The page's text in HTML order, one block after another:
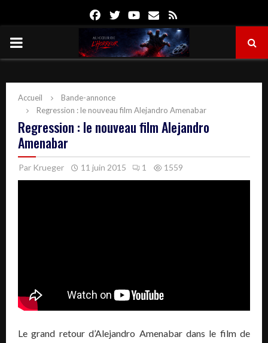
FacebookTwitterYoutube
Email
PRIMARY
Accueil
Bande-annonce
Regression : le nouveau film Alejandro Amenabar
Regression : le nouveau film Alejandro
Amenabar
Par Krueger 11 juin 2015 1 1559
Le grand retour d’Alejandro Amenabardans le film de